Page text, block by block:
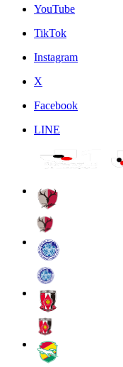
YouTube
TikTok
Instagram
X
Facebook
LINE